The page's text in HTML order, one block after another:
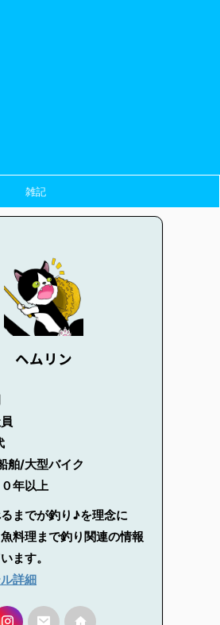
雑記
ヘムリン
舶/大型バイク
年以上
までが釣り♪を理念に
料理まで釣り関連の情報
ます。
詳細